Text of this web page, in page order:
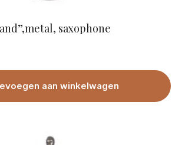
saxophone
aan winkelwagen